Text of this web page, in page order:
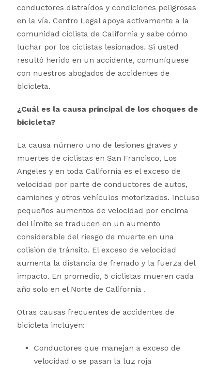
conductores distraídos y condiciones peligrosas
en la vía. Centro Legal apoya activamente a la
comunidad ciclista de California y sabe cómo
luchar por los ciclistas lesionados. Si usted
resultó herido en un accidente, comuníquese
con nuestros abogados de accidentes de
bicicleta.
¿Cuál es la causa principal de los choques de
bicicleta?
La causa número uno de lesiones graves y
muertes de ciclistas en San Francisco, Los
Angeles y en toda California es el exceso de
velocidad por parte de conductores de autos,
camiones y otros vehículos motorizados. Incluso
pequeños aumentos de velocidad por encima
del límite se traducen en un aumento
considerable del riesgo de muerte en una
colisión de tránsito. El exceso de velocidad
aumenta la distancia de frenado y la fuerza del
impacto. En promedio, 5 ciclistas mueren cada
año solo en el Norte de California .
Otras causas frecuentes de accidentes de
bicicleta incluyen:
Conductores que manejan a exceso de
velocidad o se pasan la luz roja